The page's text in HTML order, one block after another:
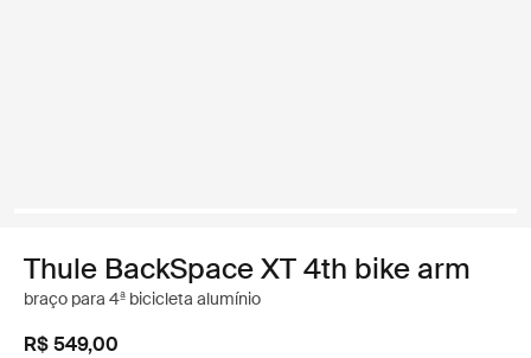
Thule BackSpace XT 4th bike arm
braço para 4ª bicicleta alumínio
R$ 549,00